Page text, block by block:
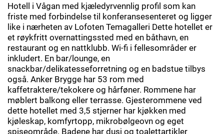
Hotell i Vågan med kjæledyrvennlig profil som kan
friste med forbindelse til konferansesenteret og ligger
like i nærheten av Lofoten Temagalleri Dette hotellet er
et røykfritt overnattingssted med en båthavn, en
restaurant og en nattklubb. Wi-fi i fellesområder er
inkludert. En bar/lounge, en
snackbar/delikatesseforretning og en badstue tilbys
også. Anker Brygge har 53 rom med
kaffetraktere/tekokere og hårføner. Rommene har
møblert balkong eller terrasse. Gjesterommene ved
dette hotellet med 3,5 stjerner har kjøkken med
kjøleskap, komfyrtopp, mikrobølgeovn og eget
spiseområde. Badene har dusj og toalettartikler